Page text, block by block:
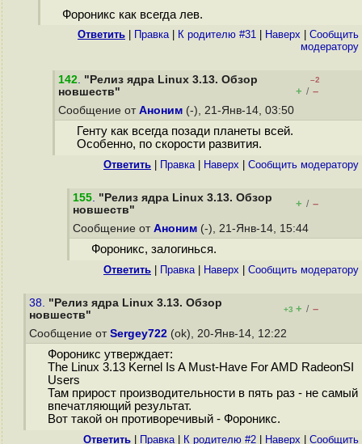
Фороникс как всегда лев.
Ответить Правка| К родителю #31 Наверх
Cообщить
модератору
142. "Релиз ядра Linux 3.13. Обзор
новшеств"
–2
+ / –
Сообщение от Аноним (-), 21-Янв-14, 03:50
Генту как всегда позади планеты всей.
Особенно, по скорости развития.
Ответить Правка| Наверх Cообщить модератору
155. "Релиз ядра Linux 3.13. Обзор
новшеств"
+ / –
Сообщение от Аноним (-), 21-Янв-14, 15:44
Фороникс, залогинься.
Ответить Правка| Наверх Cообщить модератору
38. "Релиз ядра Linux 3.13. Обзор
новшеств"
+3 + / –
Сообщение от Sergey722 (ok), 20-Янв-14, 12:22
Фороникс утверждает:
The Linux 3.13 Kernel Is A Must-Have For AMD RadeonSI
Users
Там прирост производительности в пять раз - не самый
впечатляющий результат.
Вот такой он противоречивый - Фороникс.
Ответить Правка| К родителю #2 Наверх
Cообщить